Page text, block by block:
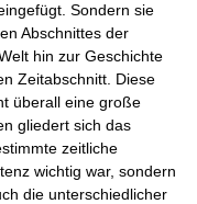
Sondern sie
Abschnittes der
hin zur Geschichte
Zeitabschnitt. Diese
überall eine große
gliedert sich das
zeitliche
wichtig war, sondern
die unterschiedlicher